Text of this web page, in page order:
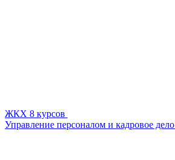
ЖКХ 8 курсов
Управление персоналом и кадровое дело